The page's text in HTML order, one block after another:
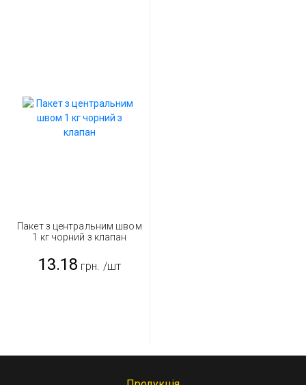
Пакет з центральним швом
1 кг чорний з клапан
13.18 грн. /шт